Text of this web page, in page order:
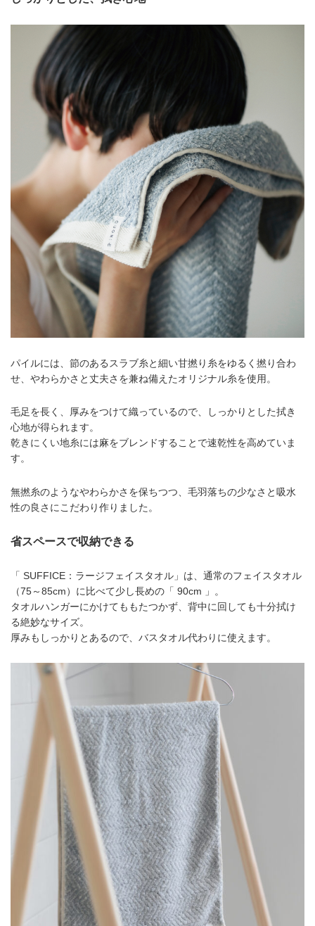
パイルには、節のあるスラブ糸と細い甘撚り糸をゆるく撚り合わ
せ、やわらかさと丈夫さを兼ね備えたオリジナル糸を使用。
毛足を長く、厚みをつけて織っているので、しっかりとした拭き
心地が得られます。
乾きにくい地糸には麻をブレンドすることで速乾性を高めていま
す。
無撚糸のようなやわらかさを保ちつつ、毛羽落ちの少なさと吸水
性の良さにこだわり作りました。
省スペースで収納できる
「 SUFFICE：ラージフェイスタオル」は、通常のフェイスタオル
（75～85cm）に比べて少し長めの「 90cm 」。
タオルハンガーにかけてももたつかず、背中に回しても十分拭け
る絶妙なサイズ。
厚みもしっかりとあるので、バスタオル代わりに使えます。